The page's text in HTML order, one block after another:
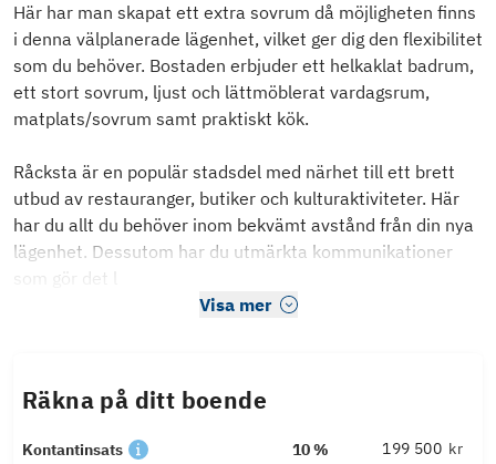
Här har man skapat ett extra sovrum då möjligheten finns
i denna välplanerade lägenhet, vilket ger dig den flexibilitet
som du behöver. Bostaden erbjuder ett helkaklat badrum,
ett stort sovrum, ljust och lättmöblerat vardagsrum,
matplats/sovrum samt praktiskt kök.
Råcksta är en populär stadsdel med närhet till ett brett
utbud av restauranger, butiker och kulturaktiviteter. Här
har du allt du behöver inom bekvämt avstånd från din nya
lägenhet. Dessutom har du utmärkta kommunikationer
som gör det l
Visa mer
Räkna på ditt boende
Kontantinsats 10 % kr